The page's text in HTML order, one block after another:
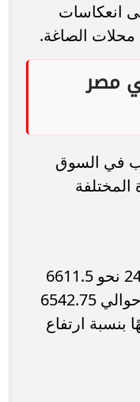
انعكاسات
الصاغة.
مصر
في السوق
بلغ سعر بيع جرام الذهب عيار 24 نحو 6611.5
جنيهًا، بينما سجل سعر الشراء حوالي 6542.75
تغير بقيمة 11.43 جنيهًا بنسبة ارتفاع